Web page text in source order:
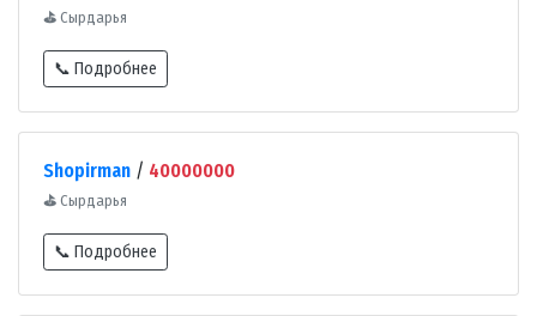
⛳ Сырдарья
📞 Подробнее
Shopirman / 40000000
⛳ Сырдарья
📞 Подробнее